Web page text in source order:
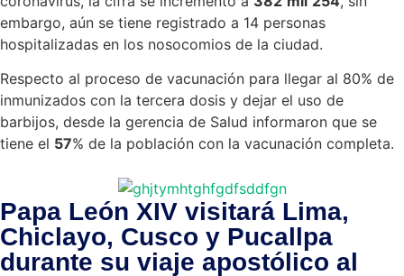
embargo, aún se tiene registrado a 14 personas
hospitalizadas en los nosocomios de la ciudad.
Respecto al proceso de vacunación para llegar al 80% de
inmunizados con la tercera dosis y dejar el uso de
barbijos, desde la gerencia de Salud informaron que se
tiene el 57% de la población con la vacunación completa.
Papa León XIV visitará Lima,
Chiclayo, Cusco y Pucallpa
durante su viaje apostólico al